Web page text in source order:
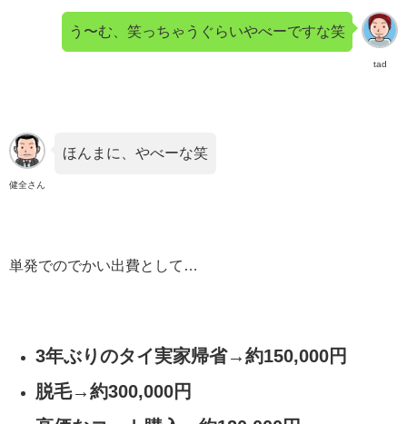
tad
う〜む、笑っちゃうぐらいやべーですな笑
健全さん
ほんまに、やべーな笑
単発でのでかい出費として…
3年ぶりのタイ実家帰省→約150,000円
脱毛→約300,000円